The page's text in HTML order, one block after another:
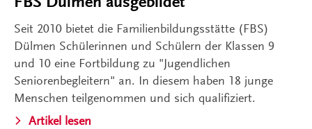
Seit 2010 bietet die Familienbildungsstätte (FBS)
Dülmen Schülerinnen und Schülern der Klassen 9
und 10 eine Fortbildung zu "Jugendlichen
Seniorenbegleitern" an. In diesem haben 18 junge
Menschen teilgenommen und sich qualifiziert.
Artikel lesen